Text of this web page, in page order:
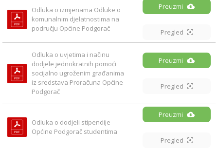
Odluka o izmjenama Odluke o
komunalnim djelatnostima na
području Općine Podgorač
Preuzmi
Pregled
Odluka o uvjetima i načinu
dodjele jednokratnih pomoći
socijalno ugroženim građanima
iz sredstava Proračuna Općine
Podgorač
Preuzmi
Pregled
Odluka o dodjeli stipendije
Općine Podgorač studentima
Preuzmi
Pregled